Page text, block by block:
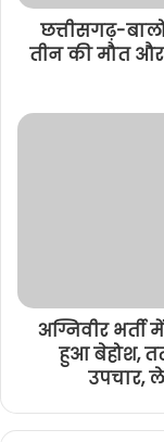
छत्तीसगढ़-
तीन की मौत
अग्निवीर
हुआ बेहोश,
उपचार,